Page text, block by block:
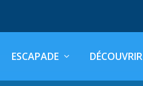
ESCAPADE DÉCOUVRIR